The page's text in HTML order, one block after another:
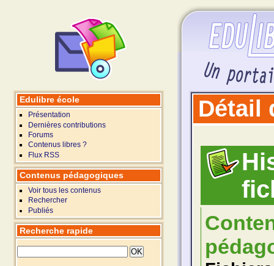
Détail
Edulibre école
Présentation
Dernières contributions
Forums
Contenus libres ?
Flux RSS
Contenus pédagogiques
Voir tous les contenus
Rechercher
Publiés
Recherche rapide